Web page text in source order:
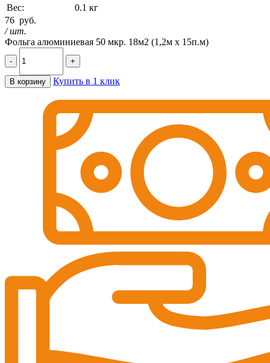
Вес:
0.1 кг
76 руб.
/ шт.
Фольга алюминиевая 50 мкр. 18м2 (1,2м х 15п.м)
- +
В корзину Купить в 1 клик